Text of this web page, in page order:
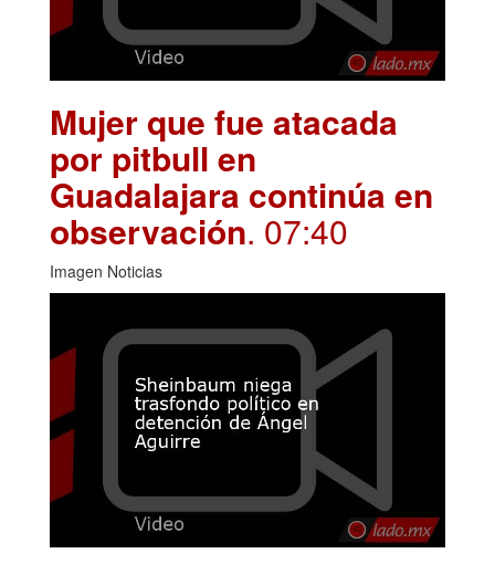
Mujer que fue atacada
por pitbull en
Guadalajara continúa en
observación. 07:40
Imagen Noticias